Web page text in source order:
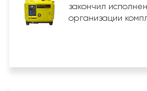
закончил
организации